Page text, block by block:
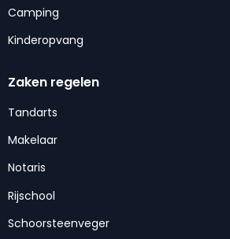
Camping
Kinderopvang
Zaken regelen
Tandarts
Makelaar
Notaris
Rijschool
Schoorsteenveger